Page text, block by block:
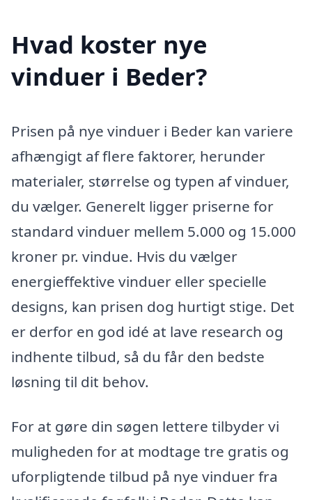
Hvad koster nye
vinduer i Beder?
Prisen på nye vinduer i Beder kan variere
afhængigt af flere faktorer, herunder
materialer, størrelse og typen af vinduer,
du vælger. Generelt ligger priserne for
standard vinduer mellem 5.000 og 15.000
kroner pr. vindue. Hvis du vælger
energieffektive vinduer eller specielle
designs, kan prisen dog hurtigt stige. Det
er derfor en god idé at lave research og
indhente tilbud, så du får den bedste
løsning til dit behov.
For at gøre din søgen lettere tilbyder vi
muligheden for at modtage tre gratis og
uforpligtende tilbud på nye vinduer fra